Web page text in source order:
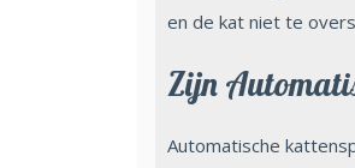
en de kat niet te
Zijn
Automatische